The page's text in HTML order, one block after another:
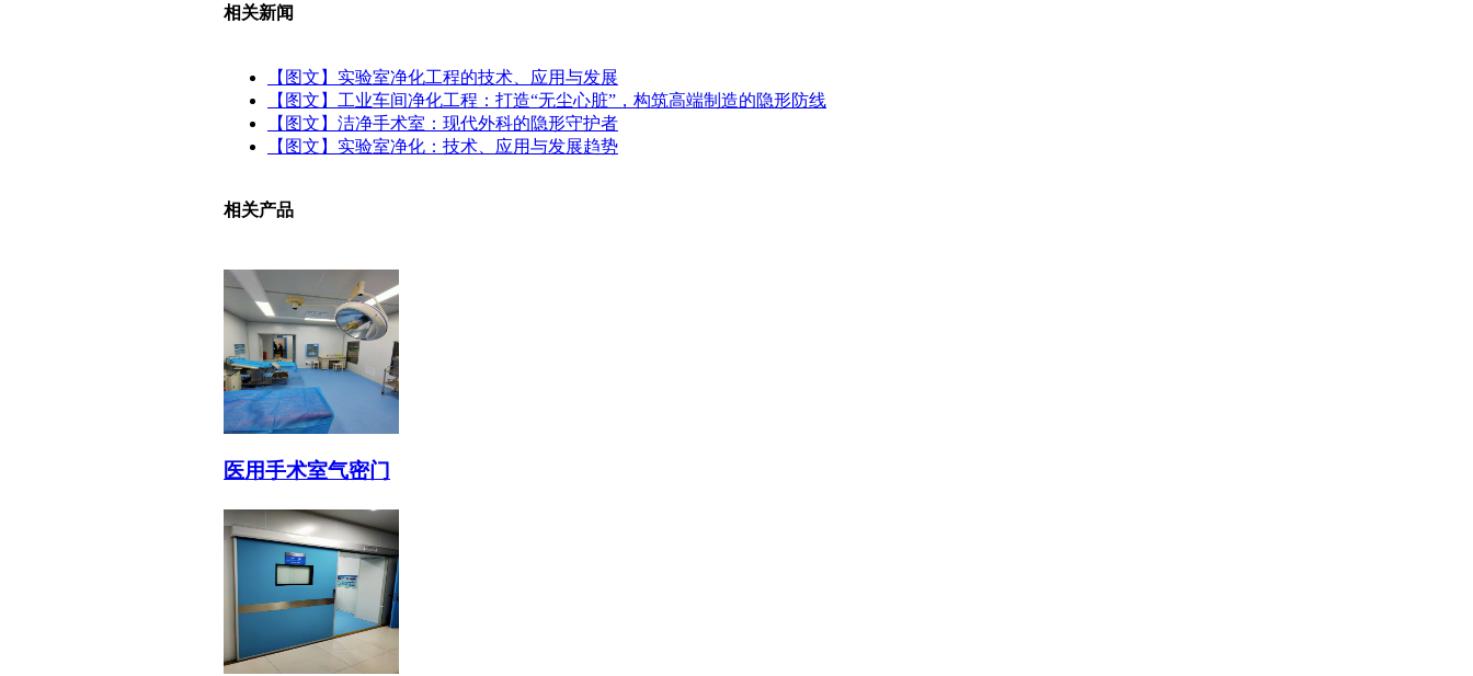
相关新闻
【图文】实验室净化工程的技术、应用与发展
【图文】工业车间净化工程：打造“无尘心脏”，构筑高端制造的隐形防线
【图文】洁净手术室：现代外科的隐形守护者
【图文】实验室净化：技术、应用与发展趋势
相关产品
医用手术室气密门